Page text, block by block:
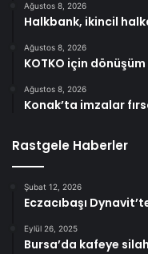
Ağustos 8, 2026
Halkbank, ikincil
Ağustos 8, 2026
KOTKO için
Ağustos 8, 2026
Konak’ta imzalar
Rastgele Haberler
Şubat 12, 2026
Eczacıbaşı
Eylül 26, 2025
Bursa’da kafeye